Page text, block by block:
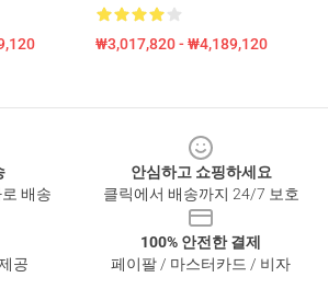
₩3,017,820 - ₩4,189,120
배송
안심하고 쇼핑하세요
클릭에서 배송까지 24/7 보호
공
100% 안전한 결제
페이팔 / 마스터카드 / 비자